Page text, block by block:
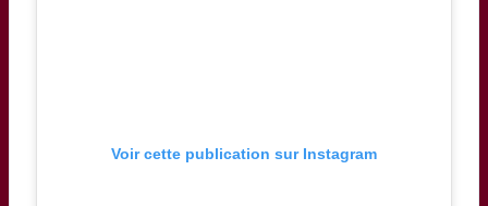
Voir cette publication sur Instagram